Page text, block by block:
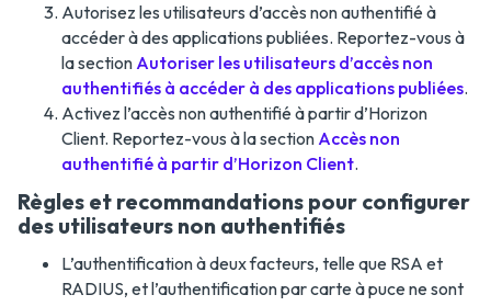
Autorisez les utilisateurs d’accès non authentifié à
accéder à des applications publiées. Reportez-vous à
la section Autoriser les utilisateurs d’accès non
authentifiés à accéder à des applications publiées.
Activez l’accès non authentifié à partir d’Horizon
Client. Reportez-vous à la section Accès non
authentifié à partir d’Horizon Client.
Règles et recommandations pour configurer
des utilisateurs non authentifiés
L’authentification à deux facteurs, telle que RSA et
RADIUS, et l’authentification par carte à puce ne sont